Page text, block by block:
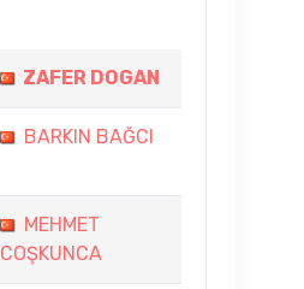
ZAFER DOGAN
BARKIN BAĞCI
MEHMET
COŞKUNCA